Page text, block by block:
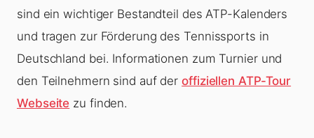
sind ein wichtiger Bestandteil des ATP-Kalenders
und tragen zur Förderung des Tennissports in
Deutschland bei. Informationen zum Turnier und
den Teilnehmern sind auf deroffiziellen ATP-Tour
Webseite zu finden.